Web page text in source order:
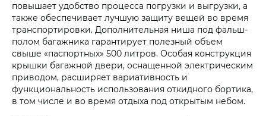
повышает удобство процесса погрузки и выгрузки, а
также обеспечивает лучшую защиту вещей во время
транспортировки. Дополнительная ниша под фальш-
полом багажника гарантирует полезный объем
свыше «паспортных» 500 литров. Особая конструкция
крышки багажной двери, оснащенной электрическим
приводом, расширяет вариативность и
функциональность использования откидного бортика,
в том числе и во время отдыха под открытым небом.